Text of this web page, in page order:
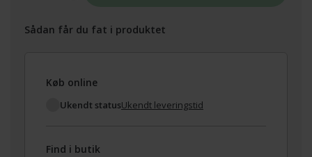
Sådan får du fat i produktet
Køb online
Ukendt statusUkendt leveringstid
Find i butik